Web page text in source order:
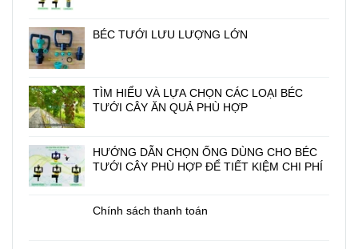
BÉC TƯỚI LƯU LƯỢNG LỚN
TÌM HIỂU VÀ LỰA CHỌN CÁC LOẠI BÉC
TƯỚI CÂY ĂN QUẢ PHÙ HỢP
HƯỚNG DẪN CHỌN ỐNG DÙNG CHO BÉC
TƯỚI CÂY PHÙ HỢP ĐỂ TIẾT KIỆM CHI PHÍ
Chính sách thanh toán